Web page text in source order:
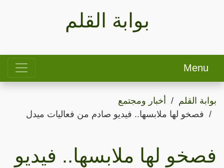
بوابة القلم
Menu
بوابة القلم
أخبار ومجتمع
فصخو لها ملابسها.. فيديو صادم من فعاليات ميدل
فصخو لها ملابسها.. فيديو